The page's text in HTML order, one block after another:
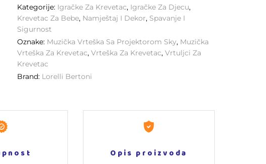
Kategorije: Igračke Za Krevetac, Igračke Za Djecu,
Krevetac Za Bebe, Namještaj I Dekor, Spavanje I
Sigurnost
Oznake: Muzička Vrteška Sa Projektorom Sky, Muzička
Vrteška Za Krevetac,Vrteška Za Krevetac,Vrtuljci Za
Krevetac
Brand: Lorelli Bertoni
Opis proizvoda